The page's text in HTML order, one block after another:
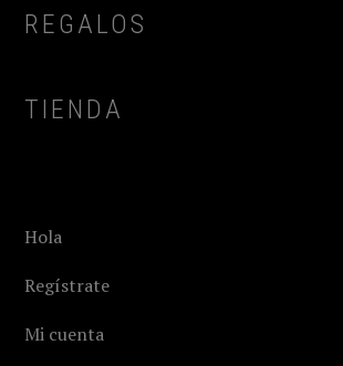
REGALOS
TIENDA
Hola
Regístrate
Mi cuenta